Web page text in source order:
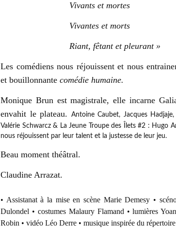
Vivants et mortes
Vivantes et morts
Riant, fêtant et pleurant »
Les comédiens nous réjouissent et nous
et bouillonnante comédie humaine.
Monique Brun est magistrale, elle incarne
envahit le plateau.
Antoine Caubet, Jacques
Valérie Schwarcz & La Jeune Troupe des Îlets #2 : Hugo
nous réjouissent par leur talent et la justesse de leur jeu.
Beau moment théâtral.
Claudine Arrazat.
• Assistanat à la mise en scène Marie Demesy •
Dulondel • costumes Malaury Flamand • lumières
Robin • vidéo Léo Derre • musique inspirée du